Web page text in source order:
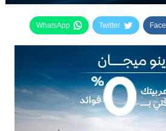
Twitter
WhatsApp